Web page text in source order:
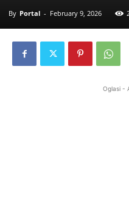
By Portal - February 9, 2026
Oglasi -